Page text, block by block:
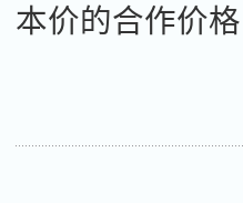
本价的合作价